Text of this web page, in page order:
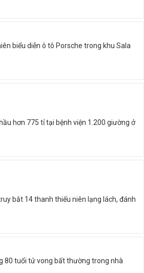
biểu diễn ô tô Porsche trong khu Sala
hơn 775 tỉ tại bệnh viện 1.200 giường ở
bắt 14 thanh thiếu niên lạng lách, đánh
80 tuổi tử vong bất thường trong nhà